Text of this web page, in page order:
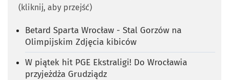
(kliknij, aby przejść)
Betard Sparta Wrocław - Stal Gorzów na
Olimpijskim Zdjęcia kibiców
W piątek hit PGE Ekstraligi! Do Wrocławia
przyjeżdża Grudziądz